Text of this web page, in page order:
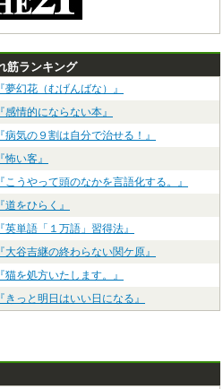
筋ランキング
夢幻花（むげんばな）』
感情的にならない本』
病気の９割は自分で治せる！』
怖い客』
こうやって頭のなかを言語化する。』
道をひらく』
英単語「１万語」習得法』
大谷吉継の終わらない関ケ原』
猫を処方いたします。』
きっと明日はいい日になる』